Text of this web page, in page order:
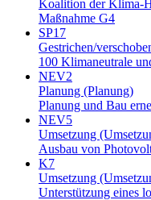
Koalition der Klima-
Maßnahme G4
SP17
Gestrichen/
100 Klimaneutrale
NEV2
Planung (Planung)
Planung und Bau
NEV5
Umsetzung
Ausbau von
K7
Umsetzung
Unterstützung eines